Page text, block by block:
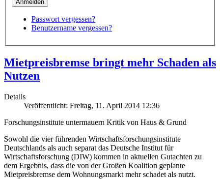
Passwort vergessen?
Benutzername vergessen?
Mietpreisbremse bringt mehr Schaden als
Nutzen
Details
Veröffentlicht: Freitag, 11. April 2014 12:36
Forschungsinstitute untermauern Kritik von Haus & Grund
Sowohl die vier führenden Wirtschaftsforschungsinstitute
Deutschlands als auch separat das Deutsche Institut für
Wirtschaftsforschung (DIW) kommen in aktuellen Gutachten zu
dem Ergebnis, dass die von der Großen Koalition geplante
Mietpreisbremse dem Wohnungsmarkt mehr schadet als nutzt.